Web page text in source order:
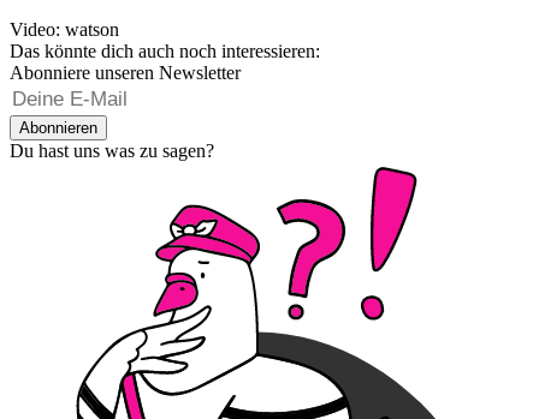
Video: watson
Das könnte dich auch noch interessieren:
Abonniere unseren Newsletter
Abonnieren
Du hast uns was zu sagen?